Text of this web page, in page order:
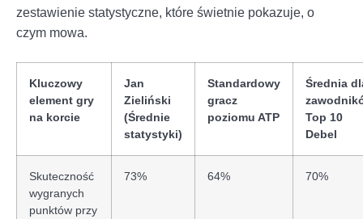
zestawienie statystyczne, które świetnie pokazuje, o
czym mowa.
Kluczowy
element gry
na korcie
Jan
Zieliński
(Średnie
statystyki)
Standardowy
gracz
poziomu ATP
Średnia
Top 10
Debel
Skuteczność
wygranych
punktów przy
73% 64% 70%